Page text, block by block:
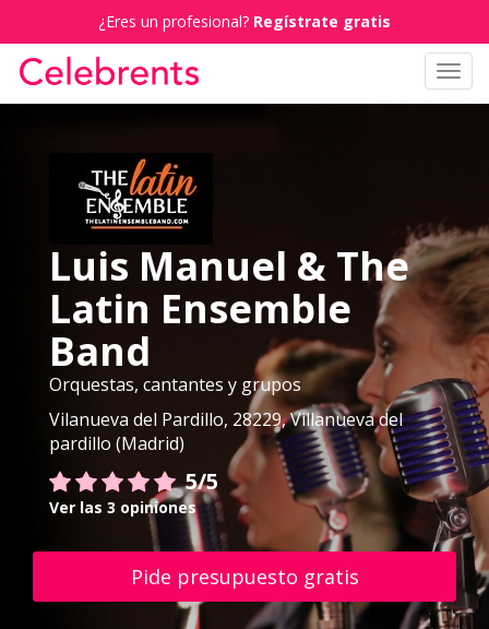
¿Eres un profesional? Regístrate gratis
Luis Manuel & The
Latin Ensemble
Band
Orquestas, cantantes y grupos
Vilanueva del Pardillo, 28229, Villanueva del
pardillo (Madrid)
5/5
Ver las 3 opiniones
Pide presupuesto gratis